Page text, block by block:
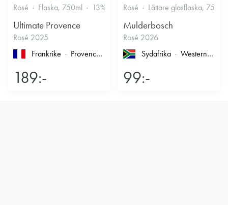
Rosé Flaska, 750ml 13% Friskt & Bärigt
Ultimate Provence
Rosé 2025
Frankrike
Provence , Côtes de Provence
189:-
Rosé Lättare glasflaska, 750ml
Mulderbosch
Rosé 2026
Sydafrika
Western Cape
99:-